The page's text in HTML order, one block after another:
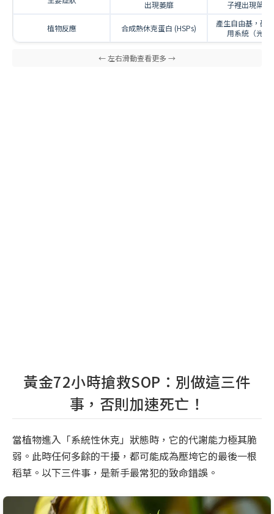
出現萎靡 子裡出現葉片
植物反應 合成熱休克蛋白 (HSPs)
產生自由基，破
用系統（光抑
黃金72小時搶救SOP：別做這三件
事，否則加速死亡！
當植物進入「系統性休克」狀態時，它的代謝能力極其脆
弱。此時任何多餘的干擾，都可能成為壓垮它的最後一根
稻草。以下三件事，是新手最常犯的致命錯誤。